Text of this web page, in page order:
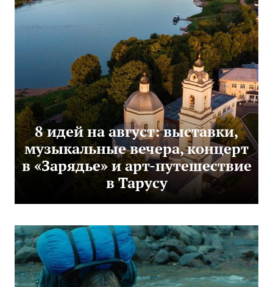
8 идей на август: выставки,
музыкальные вечера, концерт
в «Зарядье» и арт-путешествие
в Тарусу